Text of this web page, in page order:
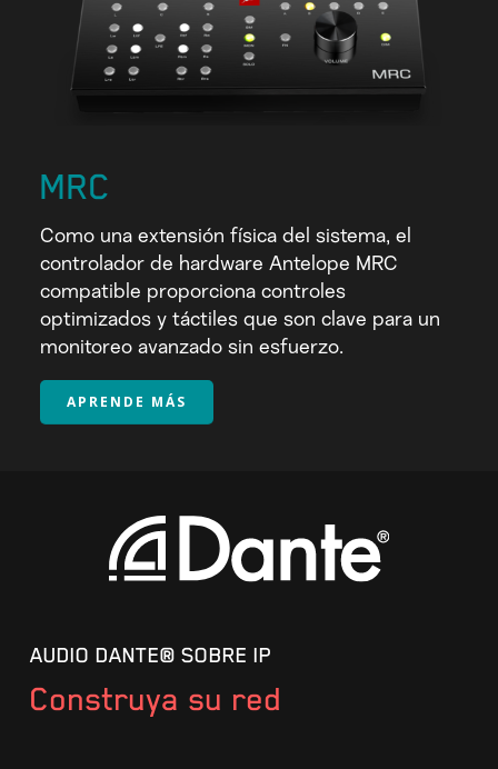
MRC
Como una extensión física del sistema, el
controlador de hardware Antelope MRC
compatible proporciona controles
optimizados y táctiles que son clave para un
monitoreo avanzado sin esfuerzo.
APRENDE MÁS
AUDIO DANTE® SOBRE IP
Construya su red